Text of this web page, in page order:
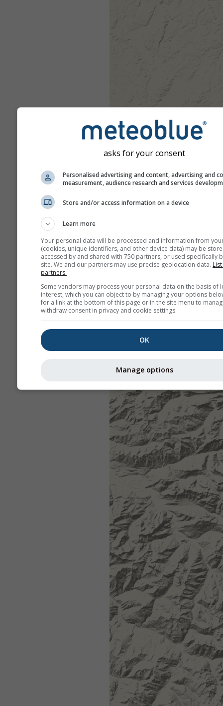
asks for your consent
Personalised advertising and content, advertising and
measurement, audience research and services
Store and/or access information on a device
Learn more
Your personal data will be processed and information from
(cookies, unique identifiers, and other device data) may be
accessed by and shared with 750 partners, or used specifically
site. We and our partners may use precise geolocation data.
partners.
Some vendors may process your personal data on the basis of
interest, which you can object to by managing your options
for a link at the bottom of this page or in the site menu to
withdraw consent in privacy and cookie settings.
OK
Manage options